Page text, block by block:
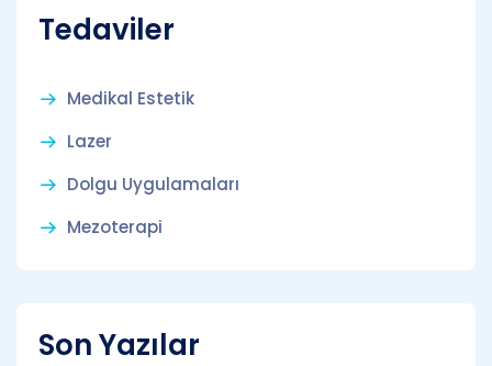
Tedaviler
Medikal Estetik
Lazer
Dolgu Uygulamaları
Mezoterapi
Son Yazılar